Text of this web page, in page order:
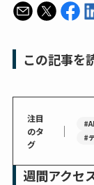
この記事を
注目
のタ
グ
｜ #AI
#
週間アクセ